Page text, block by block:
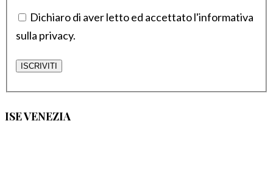
Dichiaro di aver letto ed accettato l'informativa
sulla privacy.
ISE VENEZIA